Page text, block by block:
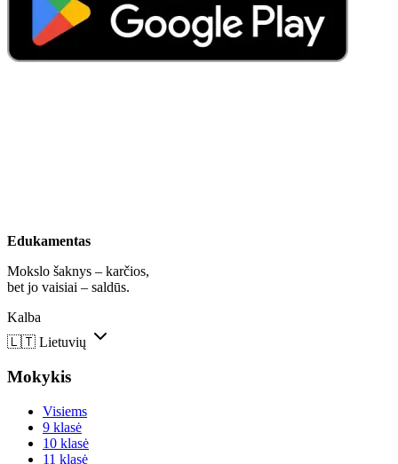
Edukamentas
Mokslo šaknys – karčios,
bet jo vaisiai – saldūs.
Kalba
🇱🇹 Lietuvių
Mokykis
Visiems
9 klasė
10 klasė
11 klasė